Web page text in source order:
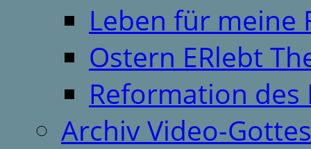
Leben für meine
Ostern ERlebt
Reformation des
Archiv Video-